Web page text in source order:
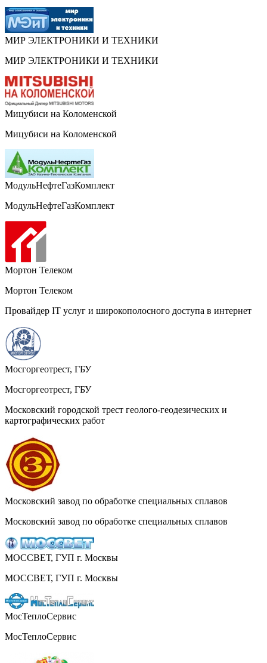
МИР ЭЛЕКТРОНИКИ И ТЕХНИКИ
МИР ЭЛЕКТРОНИКИ И ТЕХНИКИ
Мицубиси на Коломенской
Мицубиси на Коломенской
МодульНефтеГазКомплект
МодульНефтеГазКомплект
Мортон Телеком
Мортон Телеком
Провайдер IT услуг и широкополосного доступа в интернет
Мосгоргеотрест, ГБУ
Мосгоргеотрест, ГБУ
Московский городской трест геолого-геодезических и
картографических работ
Московский завод по обработке специальных сплавов
Московский завод по обработке специальных сплавов
МОССВЕТ, ГУП г. Москвы
МОССВЕТ, ГУП г. Москвы
МосТеплоСервис
МосТеплоСервис